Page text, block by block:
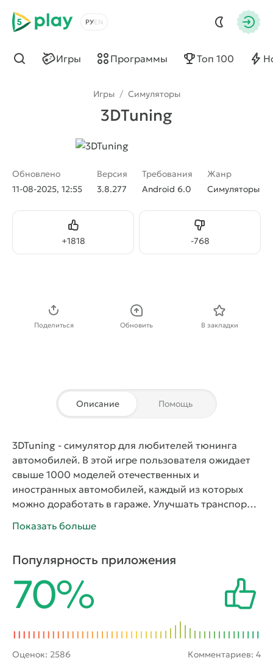
5play
Выбрать язык
Игры Программы Топ 100
Найти
Игры / Симуляторы
3DTuning
Обновлено
11-08-2025, 12:55
Версия
3.8.277
Требования
Android 6.0
Жанр
Симуляторы
+1818
Нравится -768
Не нравится
Поделиться Обновить В закладки
Описание Помощь
3DTuning - симулятор для любителей тюнинга
автомобилей. В этой игре пользователя ожидает
свыше 1000 моделей отечественных и
иностранных автомобилей, каждый из которых
можно доработать в гараже. Улучшать транспорт
бамперов, клеток безопасности, спойлеров,
решёток, фар и других элементов. Также геймер
сможет покрасить машину в любой цвет и даже
нанести на ее кузов уникальный рисунок.
Полученные автомобили можно будет испытать в
соревнованиях с другими автолюбителями.
Показать больше
Популярность приложения
70%
Оценок: 2586 Комментариев: 4